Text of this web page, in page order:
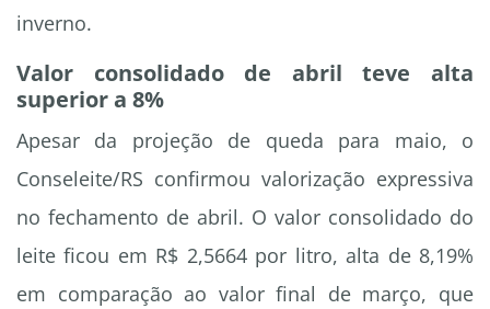
inverno.
Valor consolidado de abril teve alta
superior a 8%
Apesar da projeção de queda para maio, o
Conseleite/RS confirmou valorização expressiva
no fechamento de abril. O valor consolidado do
leite ficou em R$ 2,5664 por litro, alta de 8,19%
em comparação ao valor final de março, que